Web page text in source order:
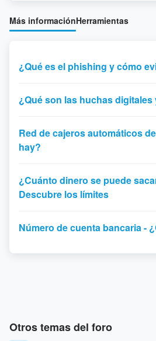
Más informaciónHerramientas
¿Qué es el phishing y cómo
¿Qué son las huchas
Red de cajeros automáticos
hay?
¿Cuánto dinero se puede
Descubre los límites
Número de cuenta bancaria -
Otros temas del foro